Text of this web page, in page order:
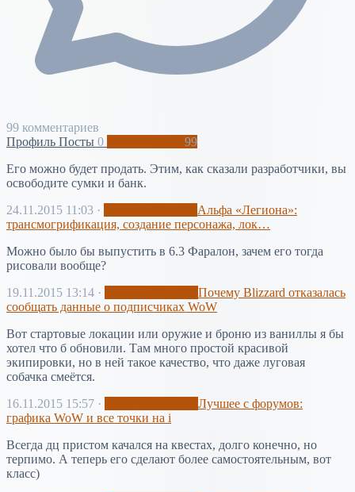
99 комментариев
Профиль Посты 0
99
Его можно будет продать. Этим, как сказали разработчики, вы
освободите сумки и банк.
24.11.2015 11:03 ·
Альфа «Легиона»:
трансмогрификация, создание персонажа, лок…
Можно было бы выпустить в 6.3 Фаралон, зачем его тогда
рисовали вообще?
19.11.2015 13:14 ·
Почему Blizzard отказалась
сообщать данные о подписчиках WoW
Вот стартовые локации или оружие и броню из ваниллы я бы
хотел что б обновили. Там много простой красивой
экипировки, но в ней такое качество, что даже луговая
собачка смеётся.
16.11.2015 15:57 ·
Лучшее с форумов:
графика WoW и все точки на i
Всегда дц пристом качался на квестах, долго конечно, но
терпимо. А теперь его сделают более самостоятельным, вот
класс)